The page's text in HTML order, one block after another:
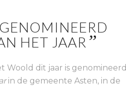
HET JAAR ”
Woold dit jaar is genomineerd
in de gemeente Asten, in de